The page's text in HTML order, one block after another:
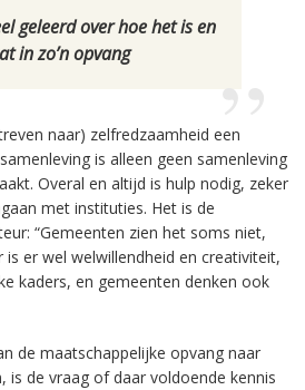
geleerd over hoe het is en
in zo’n opvang
naar) zelfredzaamheid een
is alleen geen samenleving
Overal en altijd is hulp nodig, zeker
met instituties. Het is de
“Gemeenten zien het soms niet,
is er wel welwillendheid en creativiteit,
kaders, en gemeenten denken ook
de maatschappelijke opvang naar
is de vraag of daar voldoende kennis